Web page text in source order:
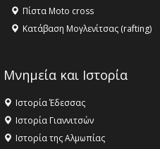
Πίστα Moto cross
Κατάβαση Μογλενίτσας (rafting)
Μνημεία και Ιστορία
Ιστορία Έδεσσας
Ιστορία Γιαννιτσών
Ιστορία της Αλμωπίας